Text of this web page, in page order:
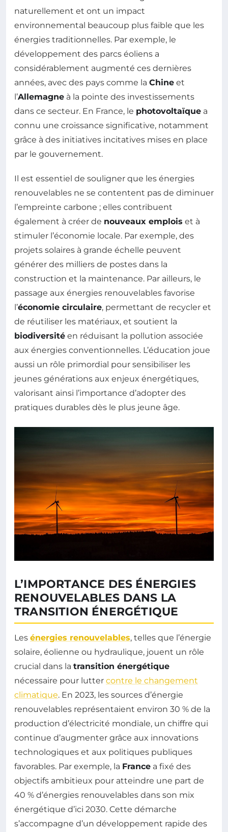
naturellement et ont un impact
environnemental beaucoup plus faible que les
énergies traditionnelles. Par exemple, le
développement des parcs éoliens a
considérablement augmenté ces dernières
années, avec des pays comme la Chine et
l’Allemagne à la pointe des investissements
dans ce secteur. En France, le photovoltaïque a
connu une croissance significative, notamment
grâce à des initiatives incitatives mises en place
par le gouvernement.
Il est essentiel de souligner que les énergies
renouvelables ne se contentent pas de diminuer
l’empreinte carbone ; elles contribuent
également à créer de nouveaux emplois et à
stimuler l’économie locale. Par exemple, des
projets solaires à grande échelle peuvent
générer des milliers de postes dans la
construction et la maintenance. Par ailleurs, le
passage aux énergies renouvelables favorise
l’économie circulaire, permettant de recycler et
de réutiliser les matériaux, et soutient la
biodiversité en réduisant la pollution associée
aux énergies conventionnelles. L’éducation joue
aussi un rôle primordial pour sensibiliser les
jeunes générations aux enjeux énergétiques,
valorisant ainsi l’importance d’adopter des
pratiques durables dès le plus jeune âge.
L’IMPORTANCE DES ÉNERGIES
RENOUVELABLES DANS LA
TRANSITION ÉNERGÉTIQUE
Les énergies renouvelables, telles que l’énergie
solaire, éolienne ou hydraulique, jouent un rôle
crucial dans la transition énergétique
nécessaire pour lutter contre le changement
climatique. En 2023, les sources d’énergie
renouvelables représentaient environ 30 % de la
production d’électricité mondiale, un chiffre qui
continue d’augmenter grâce aux innovations
technologiques et aux politiques publiques
favorables. Par exemple, la France a fixé des
objectifs ambitieux pour atteindre une part de
40 % d’énergies renouvelables dans son mix
énergétique d’ici 2030. Cette démarche
s’accompagne d’un développement rapide des